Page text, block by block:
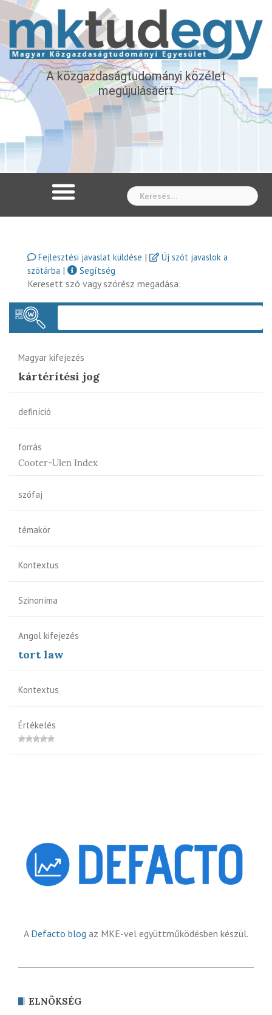
A közgazdaságtudományi közélet
megújulásáért
Fejlesztési javaslat küldése |
Új szót javaslok a
szótárba |
Segítség
Keresett szó vagy szórész megadása:
Magyar kifejezés
kártérítési jog
definíció
forrás
Cooter-Ulen Index
szófaj
témakör
Kontextus
Szinoníma
Angol kifejezés
tort law
Kontextus
Értékelés
A Defacto blog az MKE-vel együttműködésben készül.
ELNÖKSÉG